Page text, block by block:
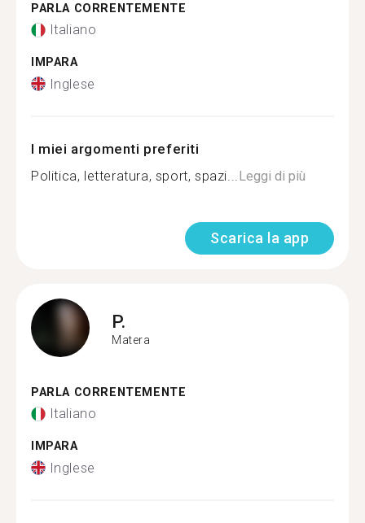
PARLA CORRENTEMENTE
Italiano
IMPARA
Inglese
I miei argomenti preferiti
Politica, letteratura, sport, spazi... Leggi di più
Scarica la app
P.
Matera
PARLA CORRENTEMENTE
Italiano
IMPARA
Inglese